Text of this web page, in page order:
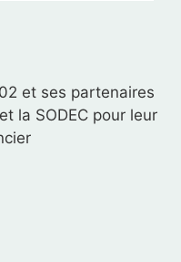
et ses partenaires
la SODEC pour leur